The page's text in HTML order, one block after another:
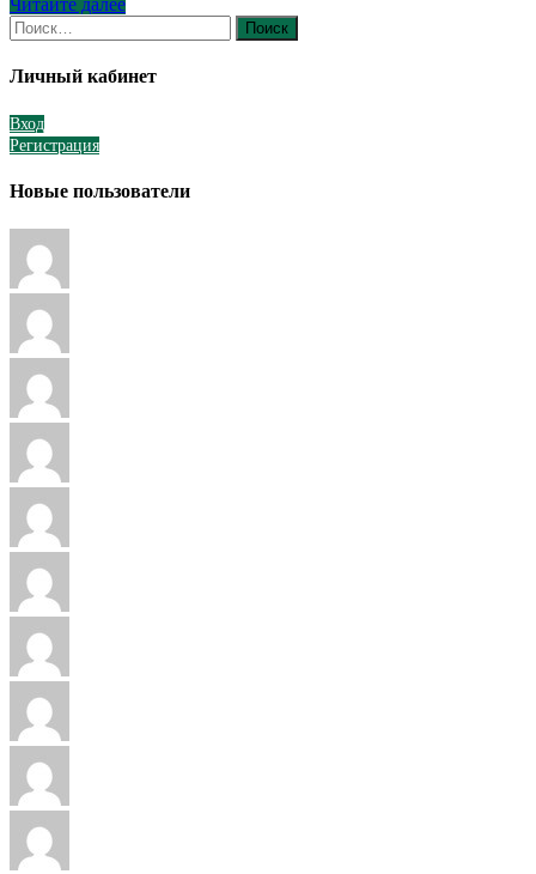
бани
изнутри
Найти:
Личный кабинет
Вход
Регистрация
Новые пользователи